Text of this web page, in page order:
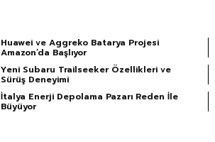
Huawei ve Aggreko Batarya Projesi
Amazon’da Başlıyor
Yeni Subaru Trailseeker Özellikleri ve
Sürüş Deneyimi
İtalya Enerji Depolama Pazarı Reden İle
Büyüyor